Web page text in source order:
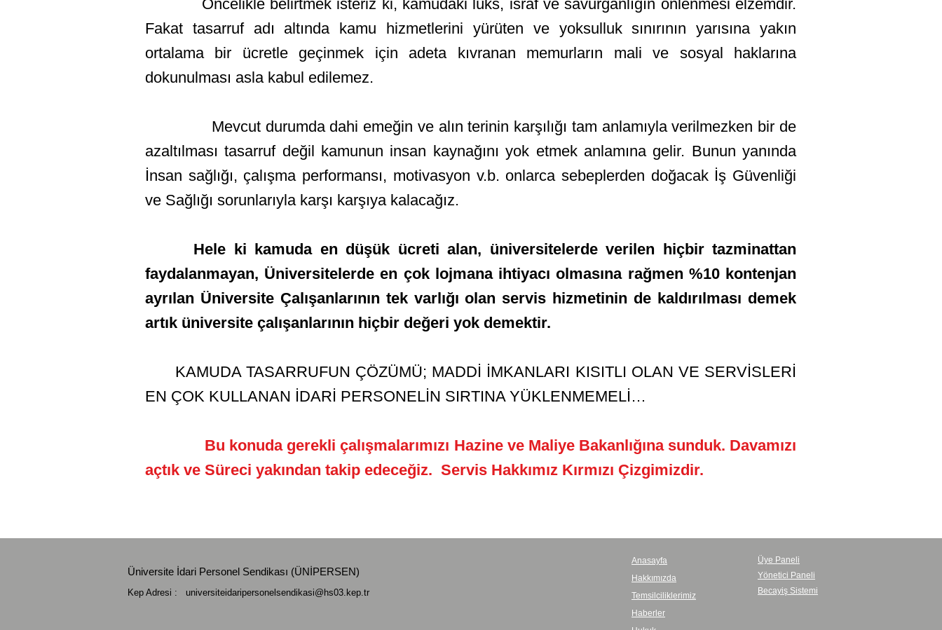
Öncelikle belirtmek isteriz ki, kamudaki lüks, israf ve savurganlığın önlenmesi elzemdir.
Fakat tasarruf adı altında kamu hizmetlerini yürüten ve yoksulluk sınırının yarısına yakın
ortalama bir ücretle geçinmek için adeta kıvranan memurların mali ve sosyal haklarına
dokunulması asla kabul edilemez.
Mevcut durumda dahi emeğin ve alın terinin karşılığı tam anlamıyla verilmezken bir de
azaltılması tasarruf değil kamunun insan kaynağını yok etmek anlamına gelir. Bunun yanında
İnsan sağlığı, çalışma performansı, motivasyon v.b. onlarca sebeplerden doğacak İş Güvenliği
ve Sağlığı sorunlarıyla karşı karşıya kalacağız.
Hele ki kamuda en düşük ücreti alan, üniversitelerde verilen hiçbir tazminattan
faydalanmayan, Üniversitelerde en çok lojmana ihtiyacı olmasına rağmen %10 kontenjan
ayrılan Üniversite Çalışanlarının tek varlığı olan servis hizmetinin de kaldırılması demek
artık üniversite çalışanlarının hiçbir değeri yok demektir.
KAMUDA TASARRUFUN ÇÖZÜMÜ; MADDİ İMKANLARI KISITLI OLAN VE SERVİSLERİ
EN ÇOK KULLANAN İDARİ PERSONELİN SIRTINA YÜKLENMEMELİ…
Bu konuda gerekli çalışmalarımızı Hazine ve Maliye Bakanlığına sunduk. Davamızı
açtık ve Süreci yakından takip edeceğiz. Servis Hakkımız Kırmızı Çizgimizdir.
Üniversite İdari Personel Sendikası (ÜNİPERSEN)
Kep Adresi : universiteidaripersonelsendikasi@hs03.kep.tr
Anasayfa
Hakkımızda
Temsilciliklerimiz
Haberler
Üye Paneli
Yönetici Paneli
Becayiş Sistemi